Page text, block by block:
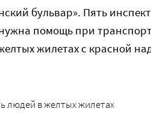
бульвар». Пять
помощь при
жилетах с красной
людей в желтых жилетах